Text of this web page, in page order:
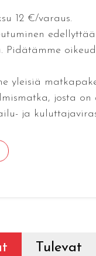
12 €/varaus.
Pidätämme
yleisiä
josta on
ja
Tulevat